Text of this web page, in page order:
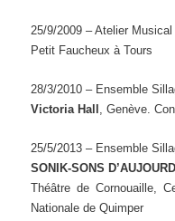
25/9/2009 – Atelier Musical
Petit Faucheux à Tours
28/3/2010 – Ensemble
Victoria Hall , Genève.
25/5/2013 – Ensemble
SONIK-SONS
Théâtre de Cornouaille,
Nationale de Quimper